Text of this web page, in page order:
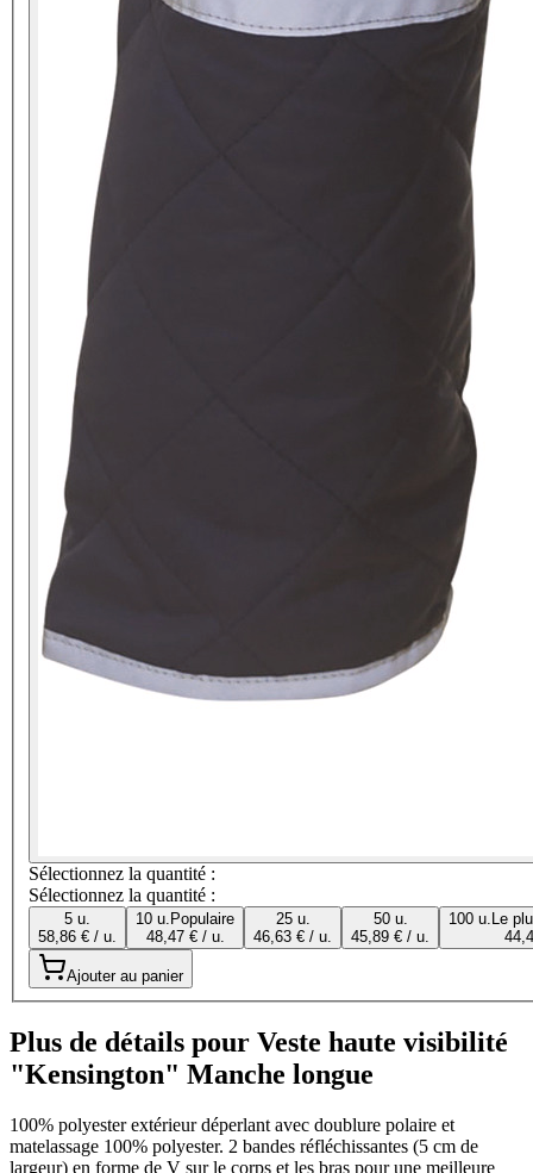
Sélectionnez la quantité :
Sélectionnez la quantité :
5 u.
58,86 € / u.
10 u. Populaire
48,47 € / u.
25 u.
46,63 € / u.
50 u.
45,89 € / u.
100 u. Le
Ajouter au panier
Plus de détails pour Veste haute visibilité
"Kensington" Manche longue
100% polyester extérieur déperlant avec doublure polaire et
matelassage 100% polyester. 2 bandes réfléchissantes (5 cm de
largeur) en forme de V sur le corps et les bras pour une meilleure